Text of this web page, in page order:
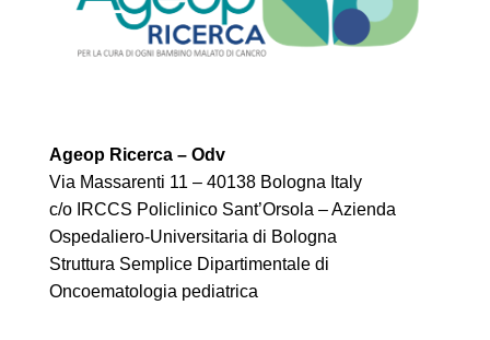
Ageop Ricerca – Odv
Via Massarenti 11 – 40138 Bologna Italy
c/o IRCCS Policlinico Sant’Orsola – Azienda
Ospedaliero-Universitaria di Bologna
Struttura Semplice Dipartimentale di
Oncoematologia pediatrica